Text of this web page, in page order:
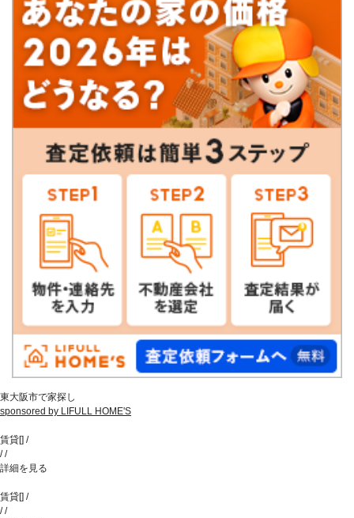
東大阪市で家探し
sponsored by LIFULL HOME'S
賃貸[] /
//
詳細を見る
賃貸[] /
//